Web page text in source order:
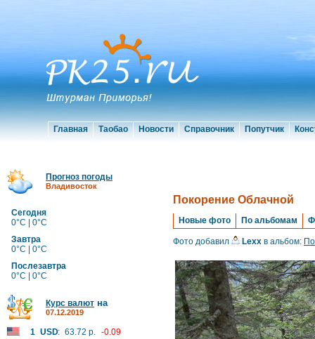
Главная Таобао Новости Справочник Попутчик
Прогноз погоды
Владивосток
Сегодня
0°C | 0°C
Завтра
0°C | 0°C
Послезавтра
0°C | 0°C
Курс валют на
07.12.2019
1 USD: 63.72 р. -0.09
Покорение Облачной
Новые фото По альбомам
Фото добавил Lexx в альбом: